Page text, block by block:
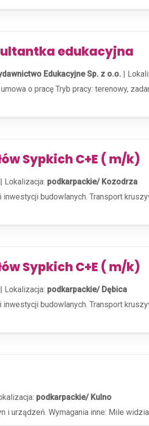
edukacyjna
Edukacyjne Sp. z o.o. |
o pracę Tryb pracy: terenowy,
Sypkich C+E ( m/k)
| Lokalizacja: podkarpackie/ Kozodrza
budowlanych. Transport
Sypkich C+E ( m/k)
| Lokalizacja: podkarpackie/ Dębica
budowlanych. Transport
podkarpackie/ Kulno
i urządzeń. Wymagania inne: Mile